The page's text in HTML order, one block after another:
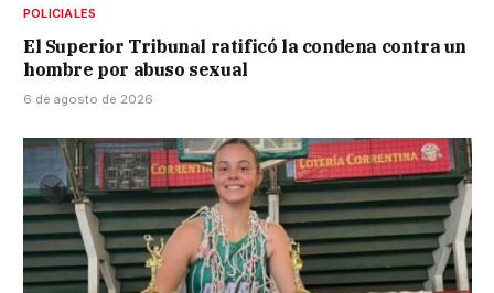
POLICIALES
El Superior Tribunal ratificó la condena contra un
hombre por abuso sexual
6 de agosto de 2026